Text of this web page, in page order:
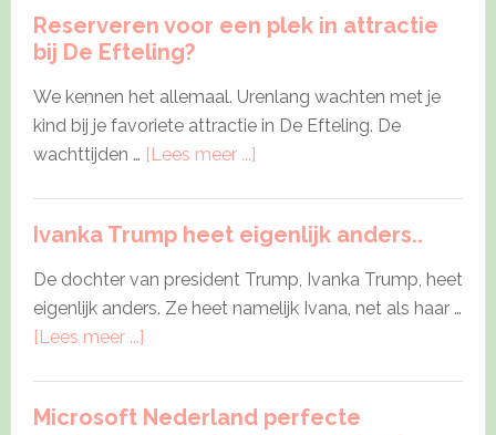
Engelse
Middleton
Reserveren voor een plek in attractie
bij De Efteling?
We kennen het allemaal. Urenlang wachten met je
kind bij je favoriete attractie in De Efteling. De
wachttijden … [Lees meer ...]about
een
plek
De
Efteling?
Ivanka Trump heet eigenlijk anders..
De dochter van president Trump, Ivanka Trump, heet
eigenlijk anders. Ze heet namelijk Ivana, net als haar …
[Lees meer ...]about
heet
Microsoft Nederland perfecte